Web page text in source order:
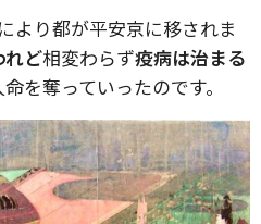
より都が平安京に移されま
れど相変わらず疫病は治まる
を奪っていったのです。